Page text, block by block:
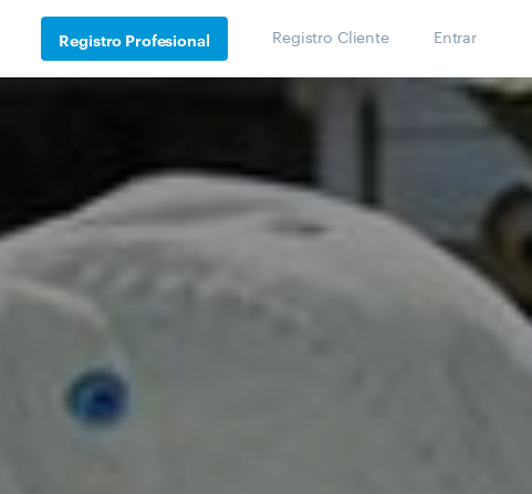
Registro Profesional Registro Cliente Entrar